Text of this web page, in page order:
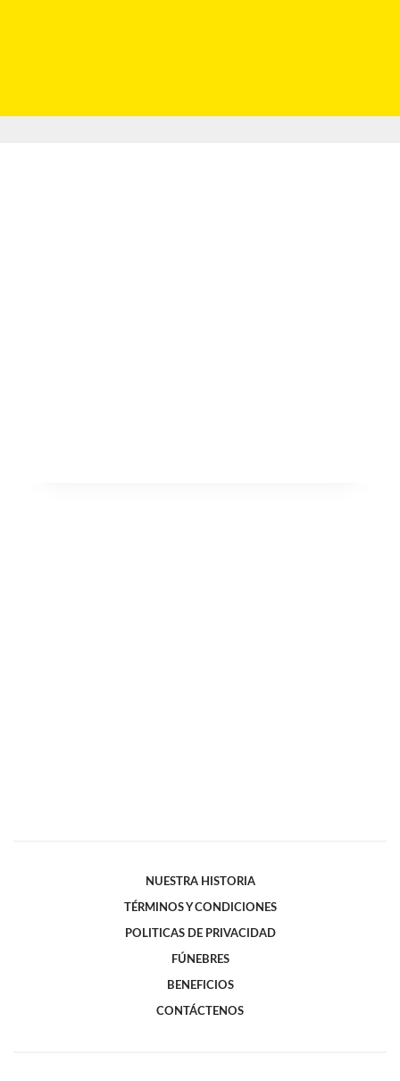
NUESTRA HISTORIA
TÉRMINOS Y CONDICIONES
POLITICAS DE PRIVACIDAD
FÚNEBRES
BENEFICIOS
CONTÁCTENOS